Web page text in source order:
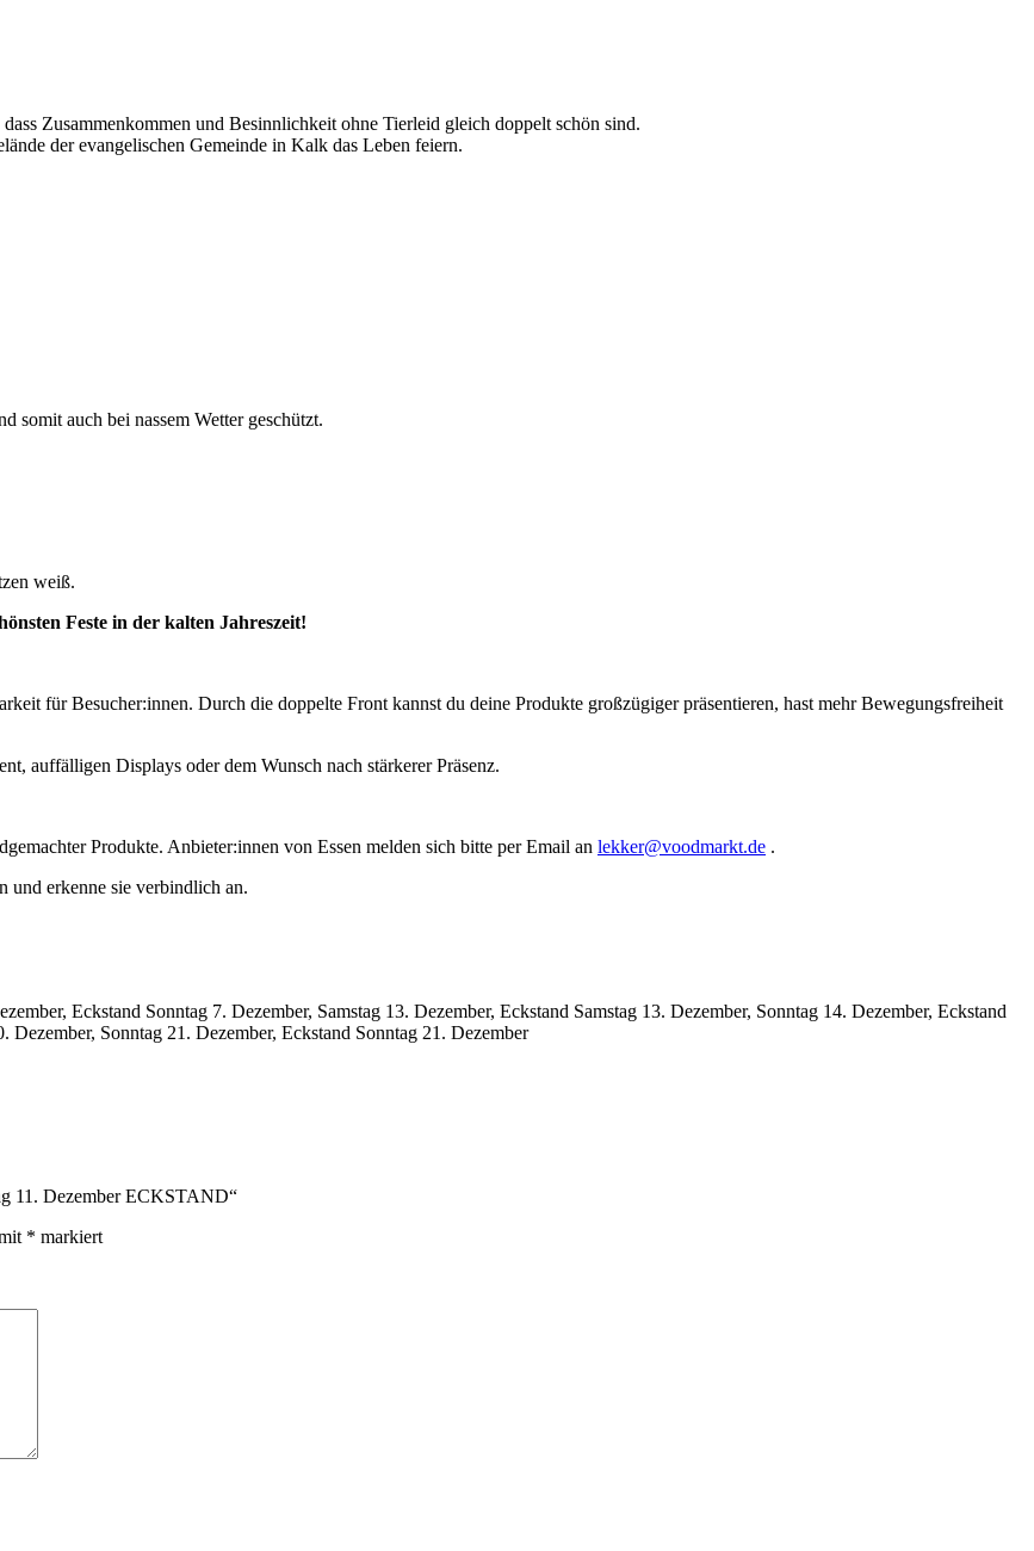
Zusammenkommen und Besinnlichkeit ohne Tierleid gleich doppelt schön sind.
der evangelischen Gemeinde in Kalk das Leben feiern.
somit auch bei nassem Wetter geschützt.
weiß.
Feste in der kalten Jahreszeit!
für Besucher:innen. Durch die doppelte Front kannst du deine Produkte großzügiger präsentieren, hast mehr Bewegungsfreiheit
auffälligen Displays oder dem Wunsch nach stärkerer Präsenz.
Produkte. Anbieter:innen von Essen melden sich bitte per Email an lekker@voodmarkt.de .
und erkenne sie verbindlich an.
Eckstand Sonntag 7. Dezember, Samstag 13. Dezember, Eckstand Samstag 13. Dezember, Sonntag 14. Dezember, Eckstand
Dezember, Sonntag 21. Dezember, Eckstand Sonntag 21. Dezember
11. Dezember ECKSTAND“
* markiert